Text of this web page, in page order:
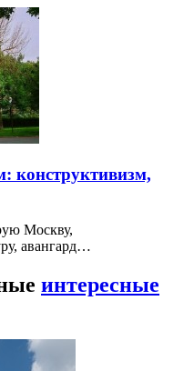
конструктивизм,
Москву,
авангард…
интересные